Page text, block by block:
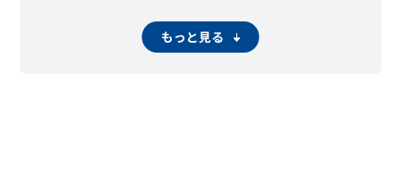
相模原市緑区（橋本）相模原市中央区
相模原市南区（相模大野）横須賀市 平塚市
もっと見る